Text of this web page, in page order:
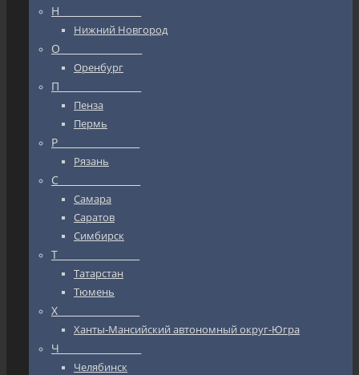
Н_________________
Нижний Новгород
О_________________
Оренбург
П_________________
Пенза
Пермь
Р_________________
Рязань
С_________________
Самара
Саратов
Симбирск
Т_________________
Татарстан
Тюмень
Х_________________
Ханты-Мансийский автономный округ-Югра
Ч_________________
Челябинск